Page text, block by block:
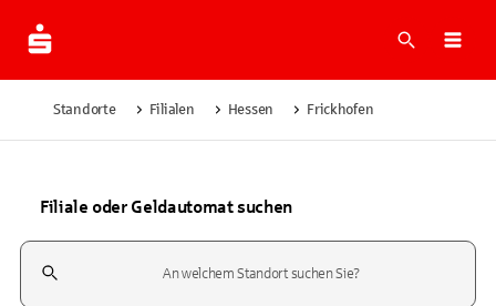
Suche
Standorte Filialen Hessen Frickhofen
Filiale oder Geldautomat suchen
Suchfeld